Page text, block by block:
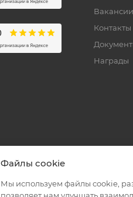
Вакансии
Контакты
Награды
Файлы cookie
Мы используем файлы cookie,